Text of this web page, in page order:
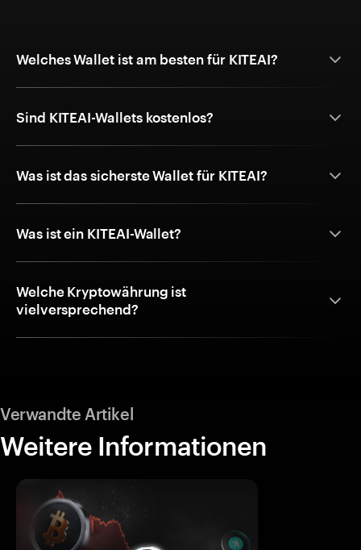
Welches Wallet ist am besten für KITEAI?
Sind KITEAI-Wallets kostenlos?
Was ist das sicherste Wallet für KITEAI?
Was ist ein KITEAI-Wallet?
Welche Kryptowährung ist
vielversprechend?
Verwandte Artikel
Weitere Informationen